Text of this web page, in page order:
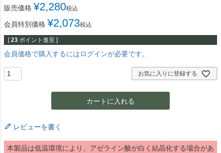
販売価格 ¥2,280税込
会員特別価格 ¥2,073税込
[ 23 ポイント進呈 ]
会員価格で購入するにはログインが必要です。
お気に入りに登録する
カートに入れる
レビューを書く
本製品は低温環境により、アゼライン酸が白く結晶化する場合があ